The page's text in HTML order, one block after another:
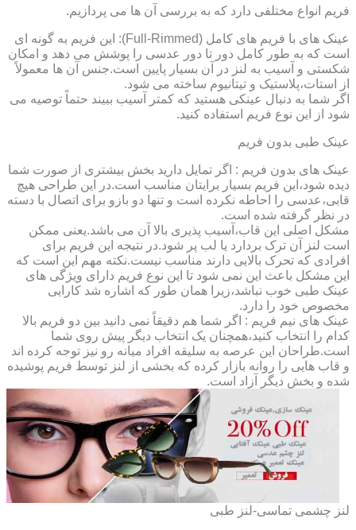
فریم انواع مختلفی دارد که به بررسی آن ها می پردازیم.
عینک های با فریم های کامل (Full-Rimmed): این فریم به گونه ای
است که به طور کامل دور تا دور عدسی را پوشش می دهد و امکان
شکستی و آسیب به لنز در آن بسیار پایین است.جنس آن ها معمولاً
از استات،پلاستیک و تیتانیوم ساخته می شود.
اگر شما به دنبال عینکی هستید که کمتر آسیب ببیند حتماً توصیه می
شود از این نوع فریم استفاده کنید.
عینک طبی بدون فریم
عینک های بدون فریم : اگر تمایل دارید بخش بیشتری از صورت شما
دیده شود،این فریم بسیار برایتان مناسب است.در این طراحی هیچ
قابی،عدسی را احاطه نکرده است و تنها دو بازو برای اتصال با دسته
در نظر گرفته شده است.
مشکل اصلی این قاب،آسیب پذیری بالا آن می باشد.یعنی ممکن
است لنز آن ترک بردارد یا لب پر شود.در نتیجه این فریم برای
افرادی که تحرک بالایی دارند مناسب نیست.نکته مهم این است که
این مشکل باعث این نمی شود تا این نوع فریم دارای ویژگی های
عینک طبی خوب نباشد،زیرا همان طور که اشاره شد کارایی
مخصوص خود را دارد.
عینک های نیم فریم : اگر شما هم دقیقاً نمی دانید بین دو فریم بالا
کدام را انتخاب کنید،همچنان یک انتخاب دیگر پیش روی شما
است.طراحان این عرصه به سلیقه افراد میانه رو نیز توجه کرده اند
و قاب هایی را روانه بازار کرده که بخشی از لنز توسط فریم پوشیده
شده و بخش دیگر آزاد است.
لنز چشمی تماسی-لنز طبی